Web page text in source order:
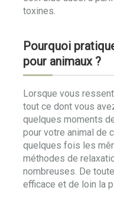
toxines.
Pourquoi
pour animaux ?
Lorsque vous
tout ce dont vous
quelques moments
pour votre animal de
quelques fois les
méthodes de
nombreuses. De
efficace et de loin la